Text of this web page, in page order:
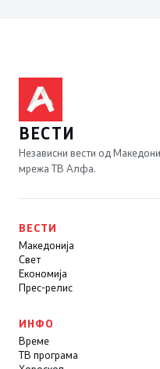
ВЕСТИ
Независни вести од
мрежа ТВ Алфа.
ВЕСТИ
Македонија
Свет
Економија
Прес-релис
ИНФО
Време
ТВ програма